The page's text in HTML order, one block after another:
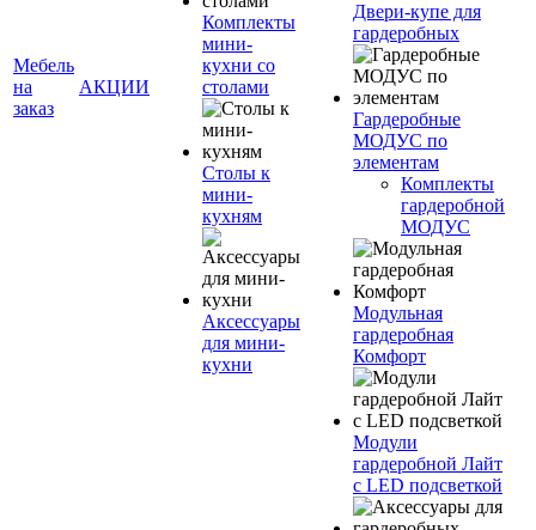
Мебель
на
заказ
АКЦИИ
Комплекты
мини-
кухни со
столами
Столы к
мини-
кухням
Аксессуары
для мини-
кухни
Двери-купе для
гардеробных
Гардеробные
МОДУС по
элементам
Комплекты
гардеробной
МОДУС
Модульная
гардеробная
Комфорт
Модули
гардеробной Лайт
с LED подсветкой